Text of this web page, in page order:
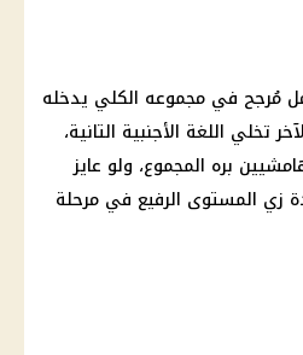
مُرجح في مجموعه الكلي يدخله
تخلي اللغة الأجنبية التانية،
بره المجموع، ولو عايز
زي المستوى الرفيع في مرحلة